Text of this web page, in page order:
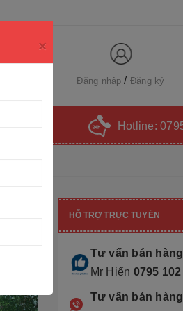
Đăng nhập Đăng ký
Hotline:
×
HỖ TRỢ TRỰC TUYẾN
Tư vấn bán
Mr Hiển 0795
Tư vấn bán